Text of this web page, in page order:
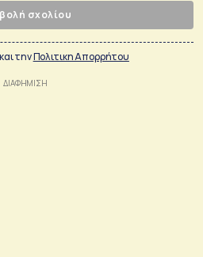
σχολίου
και τηνΠολιτικη Απορρήτου